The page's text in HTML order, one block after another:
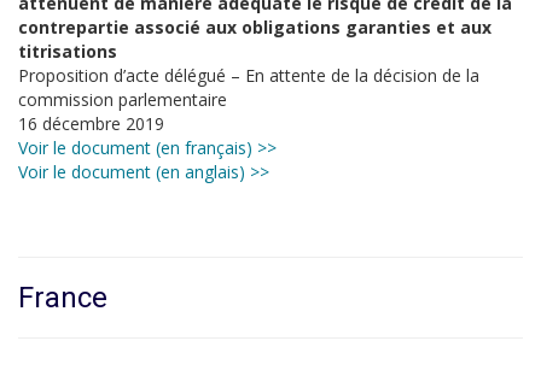
contrepartie associé aux obligations garanties et aux
titrisations
Proposition d’acte délégué – En attente de la décision de la
commission parlementaire
16 décembre 2019
Voir le document (en français) >>
Voir le document (en anglais) >>
France